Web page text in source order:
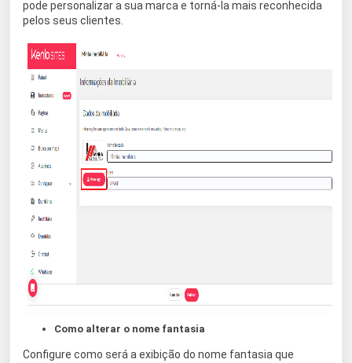
pode personalizar a sua marca e torná-la mais reconhecida
pelos seus clientes.
Como alterar o nome fantasia
Configure como será a exibição do nome fantasia que